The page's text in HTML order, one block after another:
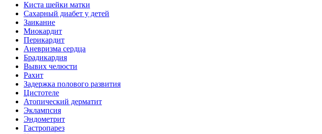
Киста шейки матки
Сахарный диабет у детей
Заикание
Миокардит
Перикардит
Аневризма сердца
Брадикардия
Вывих челюсти
Рахит
Задержка полового развития
Цистотеле
Атопический дерматит
Эклампсия
Эндометрит
Гастропарез